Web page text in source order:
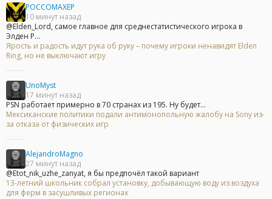
POCCOMAXEP
10 минут назад
@Elden_Lord, самое главное для среднестатистического игрока в
Элден Р...
Ярость и радость идут рука об руку – почему игроки ненавидят Elden
Ring, но не выключают игру
UnoMyst
17 минут назад
PSN работает примерно в 70 странах из 195. Ну будет...
Мексиканские политики подали антимонопольную жалобу на Sony из-
за отказа от физических игр
AlejandroMagno
27 минут назад
@Etot_nik_uzhe_zanyat, я бы предпочёл такой вариант
13-летний школьник собрал установку, добывающую воду из воздуха
для ферм в засушливых регионах